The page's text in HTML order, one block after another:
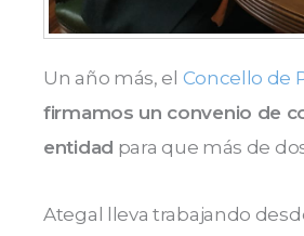
Un año más, el Concello de
firmamos un convenio de
entidad para que más de
Ategal lleva trabajando